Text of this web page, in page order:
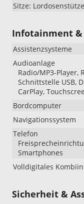
Sitze: Lordosenstütze
Infotainment
Assistenzsysteme
Audioanlage
Radio/MP3-Player,
Schnittstelle USB,
CarPlay,
Bordcomputer
Navigationssystem
Telefon
Smartphones
Volldigitales
Sicherheit &